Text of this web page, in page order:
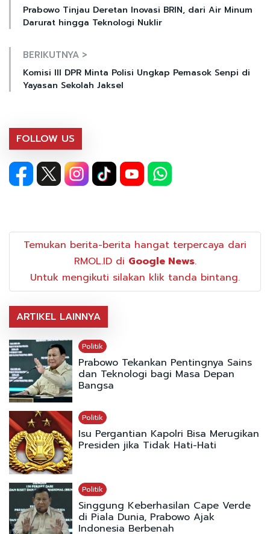
Prabowo Tinjau Deretan Inovasi BRIN, dari Air Minum
Darurat hingga Teknologi Nuklir
BERIKUTNYA >
Komisi III DPR Minta Polisi Ungkap Pemasok Senpi di
Yayasan Sekolah Jaksel
FOLLOW US
Temukan berita-berita hangat terpercaya dari
RMOL.ID di Google News.
Untuk mengikuti silakan klik tanda bintang.
ARTIKEL LAINNYA
Politik
Prabowo Tekankan Pentingnya Sains
dan Teknologi bagi Masa Depan
Bangsa
Politik
Isu Pergantian Kapolri Bisa Merugikan
Presiden jika Tidak Hati-Hati
Politik
Singgung Keberhasilan Cape Verde
di Piala Dunia, Prabowo Ajak
Indonesia Berbenah